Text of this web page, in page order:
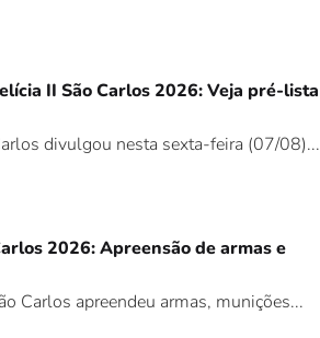
II São Carlos 2026: Veja pré-lista
divulgou nesta sexta-feira (07/08)...
2026: Apreensão de armas e
Carlos apreendeu armas, munições...